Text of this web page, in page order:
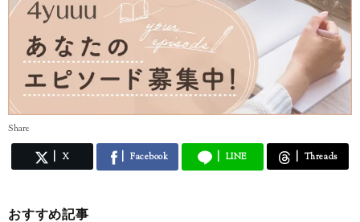
Share
X Facebook LINE Threads
おすすめ記事